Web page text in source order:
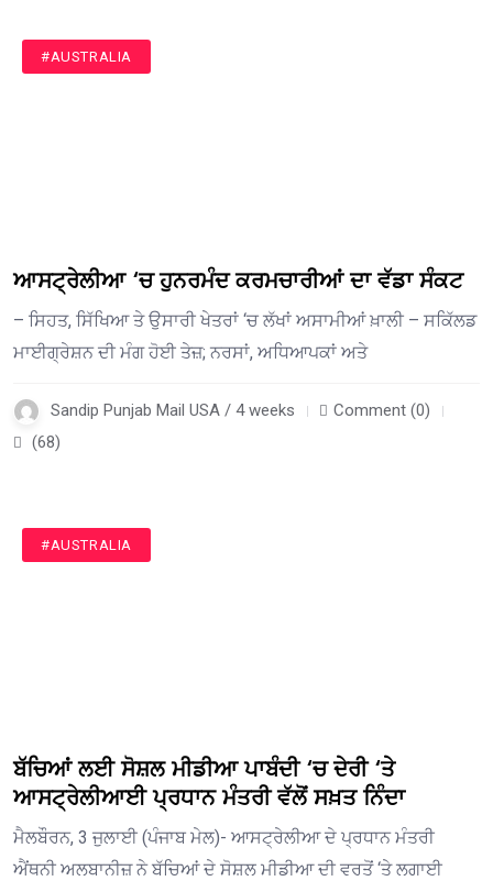
#AUSTRALIA
ਆਸਟ੍ਰੇਲੀਆ ‘ਚ ਹੁਨਰਮੰਦ ਕਰਮਚਾਰੀਆਂ ਦਾ ਵੱਡਾ ਸੰਕਟ
– ਸਿਹਤ, ਸਿੱਖਿਆ ਤੇ ਉਸਾਰੀ ਖੇਤਰਾਂ ‘ਚ ਲੱਖਾਂ ਅਸਾਮੀਆਂ ਖ਼ਾਲੀ – ਸਕਿੱਲਡ
ਮਾਈਗ੍ਰੇਸ਼ਨ ਦੀ ਮੰਗ ਹੋਈ ਤੇਜ਼; ਨਰਸਾਂ, ਅਧਿਆਪਕਾਂ ਅਤੇ
Sandip Punjab Mail USA / 4 weeks
Comment (0)
(68)
#AUSTRALIA
ਬੱਚਿਆਂ ਲਈ ਸੋਸ਼ਲ ਮੀਡੀਆ ਪਾਬੰਦੀ ‘ਚ ਦੇਰੀ ‘ਤੇ
ਆਸਟ੍ਰੇਲੀਆਈ ਪ੍ਰਧਾਨ ਮੰਤਰੀ ਵੱਲੋਂ ਸਖ਼ਤ ਨਿੰਦਾ
ਮੈਲਬੌਰਨ, 3 ਜੁਲਾਈ (ਪੰਜਾਬ ਮੇਲ)- ਆਸਟ੍ਰੇਲੀਆ ਦੇ ਪ੍ਰਧਾਨ ਮੰਤਰੀ
ਐਂਥਨੀ ਅਲਬਾਨੀਜ਼ ਨੇ ਬੱਚਿਆਂ ਦੇ ਸੋਸ਼ਲ ਮੀਡੀਆ ਦੀ ਵਰਤੋਂ ‘ਤੇ ਲਗਾਈ